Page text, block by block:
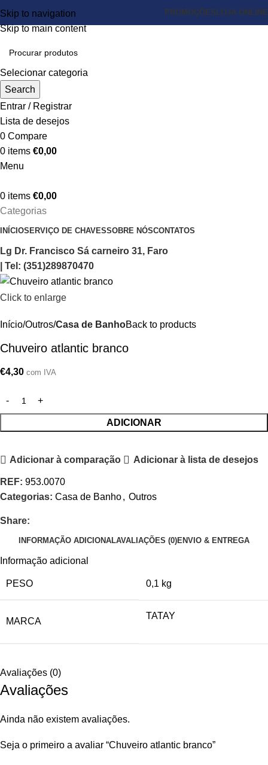
Skip to navigation
Skip to main content
PROMOÇÕES LOJA ONLINE
Selecionar categoria
Search
Entrar / Registrar
Lista de desejos
0 Compare
0 items €0,00
Menu
0 items €0,00
Categorias
INÍCIOSERVIÇO DE CHAVESSOBRE NÓSCONTATOS
Lg Dr. Francisco Sá carneiro 31, Faro
| Tel: (351)289870470
Click to enlarge
Início Outros Casa de BanhoBack to products
Chuveiro atlantic branco
€4,30 com IVA
ADICIONAR
Adicionar à comparação Adicionar à lista de desejos
REF: 953.0070
Categorias: Casa de Banho, Outros
Share:
INFORMAÇÃO ADICIONALAVALIAÇÕES (0)ENVIO & ENTREGA
Informação adicional
PESO 0,1 kg
MARCA
TATAY
Avaliações (0)
Avaliações
Ainda não existem avaliações.
Seja o primeiro a avaliar “Chuveiro atlantic branco”